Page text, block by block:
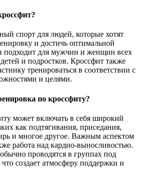
спорт для людей, которые хотят
и достичь оптимальной
для мужчин и женщин всех
и подростков. Кроссфит также
тренироваться в соответствии с
и целями.
по кроссфиту?
может включать в себя широкий
как подтягивания, приседания,
и многое другое. Важным аспектом
работа над кардио-выносливостью.
проводятся в группах под
создает атмосферу поддержки и